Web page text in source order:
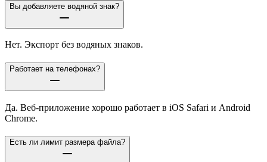
Вы добавляете водяной знак?
Нет. Экспорт без водяных знаков.
Работает на телефонах?
Да. Веб-приложение хорошо работает в iOS Safari и Android
Chrome.
Есть ли лимит размера файла?